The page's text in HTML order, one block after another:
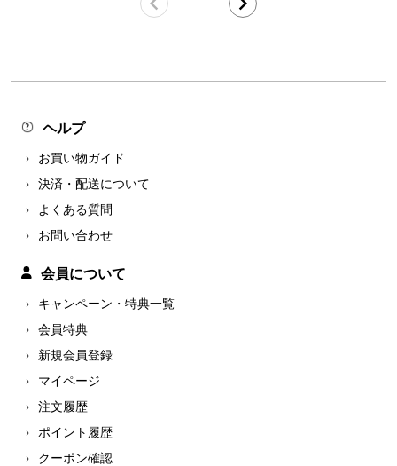
ヘルプ
お買い物ガイド
決済・配送について
よくある質問
お問い合わせ
会員について
キャンペーン・特典一覧
会員特典
新規会員登録
マイページ
注文履歴
ポイント履歴
クーポン確認